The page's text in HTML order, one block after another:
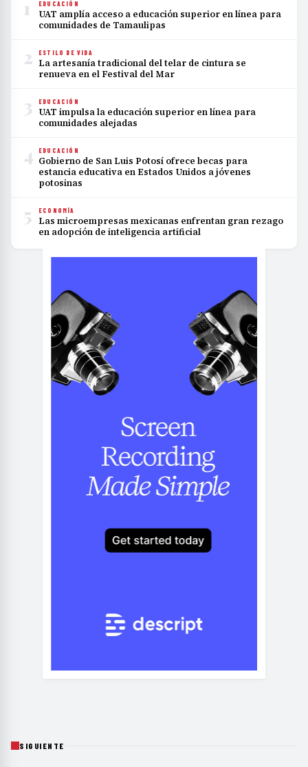
1 EDUCACIÓN
UAT amplía acceso a educación superior en línea para
comunidades de Tamaulipas
2 ESTILO DE VIDA
La artesanía tradicional del telar de cintura se
renueva en el Festival del Mar
3 EDUCACIÓN
UAT impulsa la educación superior en línea para
comunidades alejadas
4 EDUCACIÓN
Gobierno de San Luis Potosí ofrece becas para
estancia educativa en Estados Unidos a jóvenes
potosinas
5 ECONOMÍA
Las microempresas mexicanas enfrentan gran rezago
en adopción de inteligencia artificial
SIGUIENTE